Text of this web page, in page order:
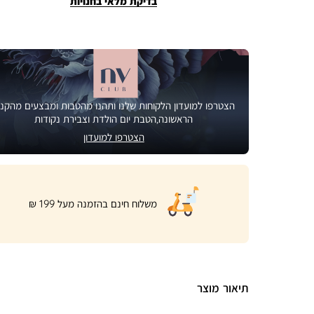
הצטרפו למועדון הלקוחות שלנו ותהנו מהטבות ומבצעים
הראשונה,הטבת יום הולדת וצבירת נקודות
הצטרפו למועדון
|
product
page
banner
משלוח חינם בהזמנה מעל 199 ₪
תיאור מוצר